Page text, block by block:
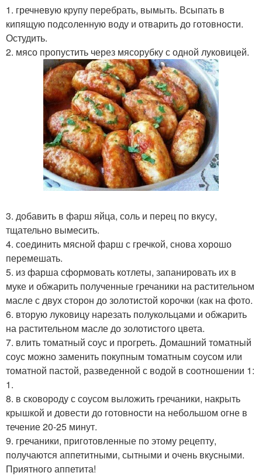
1. гречневую крупу перебрать, вымыть. Всыпать в
кипящую подсоленную воду и отварить до готовности.
Остудить.
2. мясо пропустить через мясорубку с одной луковицей.
3. добавить в фарш яйца, соль и перец по вкусу,
тщательно вымесить.
4. соединить мясной фарш с гречкой, снова хорошо
перемешать.
5. из фарша сформовать котлеты, запанировать их в
муке и обжарить полученные гречаники на растительном
масле с двух сторон до золотистой корочки (как на фото.
6. вторую луковицу нарезать полукольцами и обжарить
на растительном масле до золотистого цвета.
7. влить томатный соус и прогреть. Домашний томатный
соус можно заменить покупным томатным соусом или
томатной пастой, разведенной с водой в соотношении 1:
1.
8. в сковороду с соусом выложить гречаники, накрыть
крышкой и довести до готовности на небольшом огне в
течение 20-25 минут.
9. гречаники, приготовленные по этому рецепту,
получаются аппетитными, сытными и очень вкусными.
Приятного аппетита!